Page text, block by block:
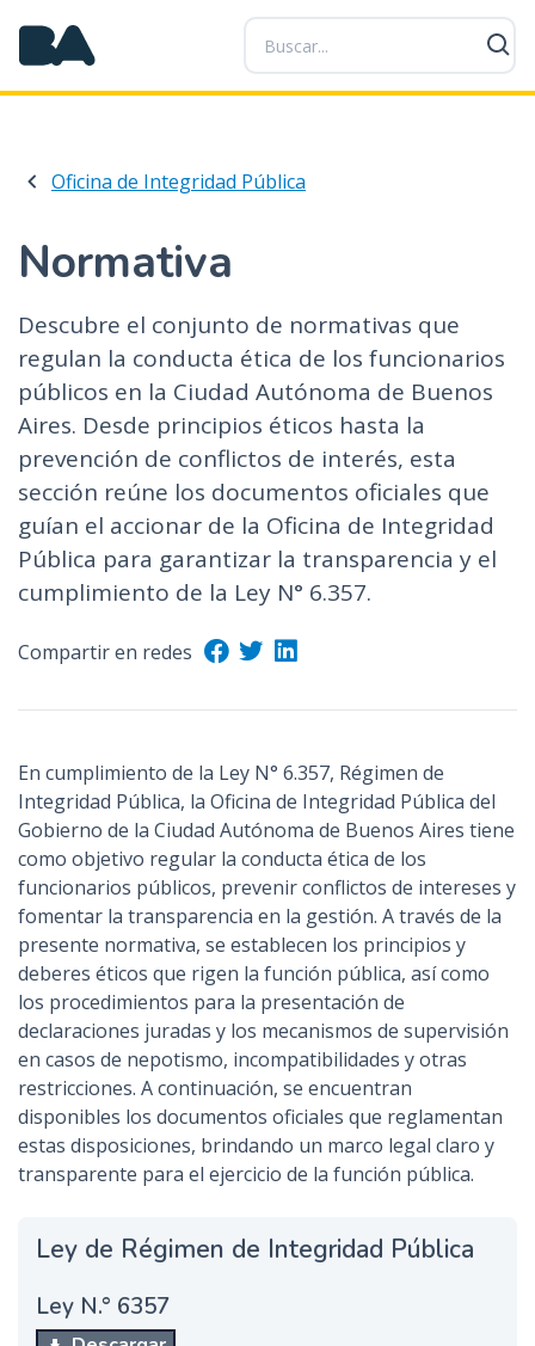
P
a
s
a
l
e
n
i
d
p
r
i
n
c
p
l
Oficina de Integridad Pública
Normativa
Descubre el conjunto de normativas que
regulan la conducta ética de los funcionarios
públicos en la Ciudad Autónoma de Buenos
Aires. Desde principios éticos hasta la
prevención de conflictos de interés, esta
sección reúne los documentos oficiales que
guían el accionar de la Oficina de Integridad
Pública para garantizar la transparencia y el
cumplimiento de la Ley N° 6.357.
Compartir en redes
En cumplimiento de la Ley N° 6.357, Régimen de
Integridad Pública, la Oficina de Integridad Pública del
Gobierno de la Ciudad Autónoma de Buenos Aires tiene
como objetivo regular la conducta ética de los
funcionarios públicos, prevenir conflictos de intereses y
fomentar la transparencia en la gestión. A través de la
presente normativa, se establecen los principios y
deberes éticos que rigen la función pública, así como
los procedimientos para la presentación de
declaraciones juradas y los mecanismos de supervisión
en casos de nepotismo, incompatibilidades y otras
restricciones. A continuación, se encuentran
disponibles los documentos oficiales que reglamentan
estas disposiciones, brindando un marco legal claro y
transparente para el ejercicio de la función pública.
Ley de Régimen de Integridad Pública
Ley N.° 6357